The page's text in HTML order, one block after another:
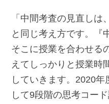
「中間考査の見直しは
と同じ考え方です。『
そこに授業を合わせる
えてしっかりと授業時
していきます。2020年
して9段階の思考コー